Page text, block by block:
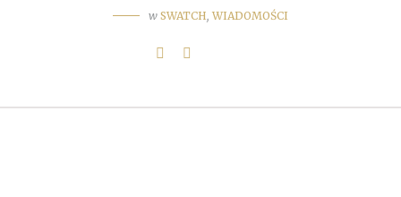
w SWATCH WIADOMOŚCI